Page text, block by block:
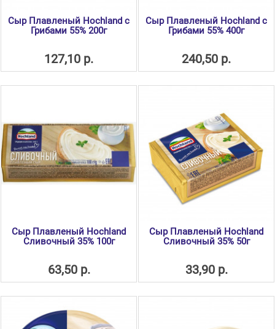
Сыр Плавленый Hochland с
Грибами 55% 200г
127,10 р.
Сыр Плавленый Hochland с
Грибами 55% 400г
240,50 р.
Сыр Плавленый Hochland
Сливочный 35% 100г
63,50 р.
Сыр Плавленый Hochland
Сливочный 35% 50г
33,90 р.